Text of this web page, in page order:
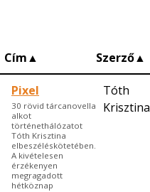
Cím▲ Szerző▲
Pixel
30 rövid tárcanovella
alkot
történethálózatot
Tóth Krisztina
elbeszéléskötetében.
A kivételesen
érzékenyen
megragadott
hétköznap
Tóth
Krisztina